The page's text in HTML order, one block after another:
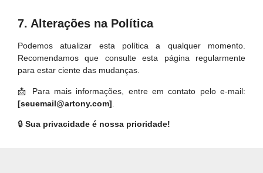
7. Alterações na Política
Podemos atualizar esta política a qualquer momento.
Recomendamos que consulte esta página regularmente
para estar ciente das mudanças.
📩 Para mais informações, entre em contato pelo e-mail:
[seuemail@artony.com]
🔒 Sua privacidade é nossa prioridade!